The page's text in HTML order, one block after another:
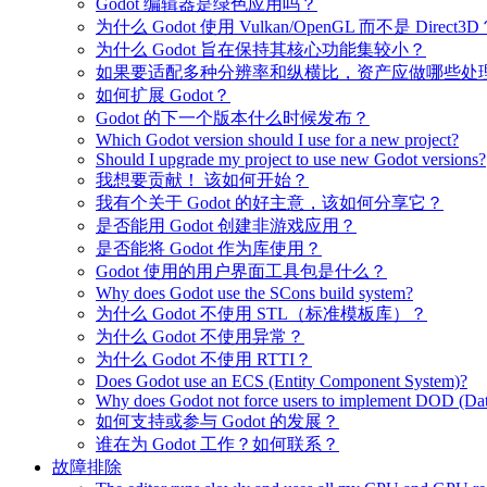
Godot 编辑器是绿色应用吗？
为什么 Godot 使用 Vulkan/OpenGL 而不是 Direct3D
为什么 Godot 旨在保持其核心功能集较小？
如果要适配多种分辨率和纵横比，资产应做哪些处
如何扩展 Godot？
Godot 的下一个版本什么时候发布？
Which Godot version should I use for a new project?
Should I upgrade my project to use new Godot versions?
我想要贡献！ 该如何开始？
我有个关于 Godot 的好主意，该如何分享它？
是否能用 Godot 创建非游戏应用？
是否能将 Godot 作为库使用？
Godot 使用的用户界面工具包是什么？
Why does Godot use the SCons build system?
为什么 Godot 不使用 STL（标准模板库）？
为什么 Godot 不使用异常？
为什么 Godot 不使用 RTTI？
Does Godot use an ECS (Entity Component System)?
Why does Godot not force users to implement DOD
如何支持或参与 Godot 的发展？
谁在为 Godot 工作？如何联系？
故障排除